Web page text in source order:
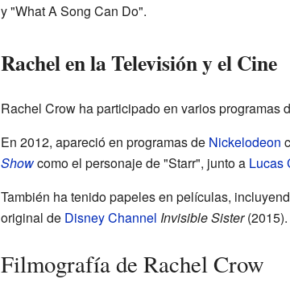
y "What A Song Can Do".
Rachel en la Televisión y el Cine
Rachel Crow ha participado en varios programas
En 2012, apareció en programas de Nickelodeon
Showcomo el personaje de "Starr", junto a Lucas
También ha tenido papeles en películas,
original de Disney Channel Invisible Sister(2015).
Filmografía de Rachel Crow